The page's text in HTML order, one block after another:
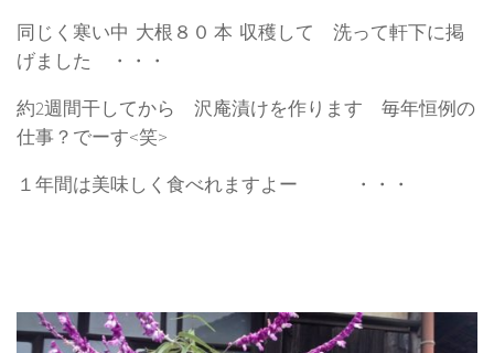
同じく寒い中 大根８０ 本 収穫して 洗って軒下に掲
げました ・・・
約2週間干してから 沢庵漬けを作ります 毎年恒例の
仕事？でーす<笑>
１年間は美味しく食べれますよー ・・・